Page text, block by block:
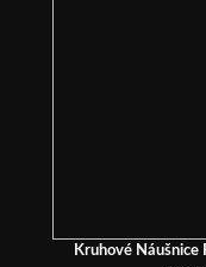
Kruhové Náušnice